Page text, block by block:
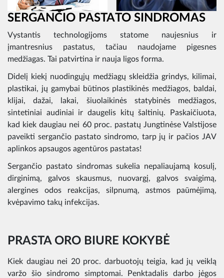
SERGANČIO PASTATO SINDROMAS
Vystantis technologijoms statome naujesnius ir
įmantresnius pastatus, tačiau naudojame pigesnes
medžiagas. Tai patvirtina ir nauja ligos forma.
Didelį kiekį nuodingųjų medžiagų skleidžia grindys, kilimai,
plastikai, jų gamybai būtinos plastikinės medžiagos, baldai,
klijai, dažai, lakai, šiuolaikinės statybinės medžiagos,
sintetiniai audiniai ir daugelis kitų šaltinių. Paskaičiuota,
kad kiek daugiau nei 60 proc. pastatų Jungtinėse Valstijose
paveikti sergančio pastato sindromo, tarp jų ir pačios JAV
aplinkos apsaugos agentūros pastatas!
Sergančio pastato sindromas sukelia nepaliaujamą kosulį,
dirginimą, galvos skausmus, nuovargį, galvos svaigimą,
alergines odos reakcijas, silpnumą, astmos paūmėjimą,
kvėpavimo takų infekcijas.
PRASTA ORO BIURE KOKYBĖ
Kiek daugiau nei 20 proc. darbuotojų teigia, kad jų veiklą
varžo šio sindromo simptomai. Penktadalis darbo jėgos